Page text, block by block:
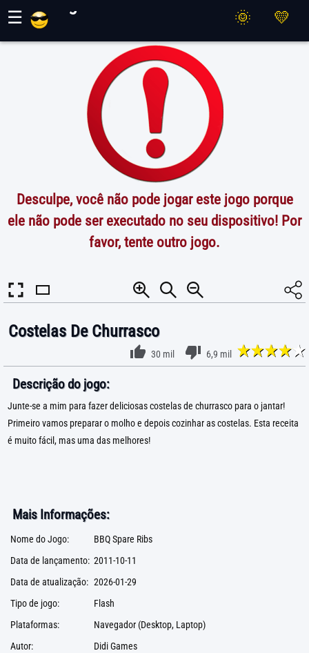
☰
Desculpe, você não pode jogar este jogo porque
ele não pode ser executado no seu dispositivo! Por
favor, tente outro jogo.
Costelas De Churrasco
30 mil 6,9 mil
Descrição do jogo:
Junte-se a mim para fazer deliciosas costelas de churrasco para o jantar!
Primeiro vamos preparar o molho e depois cozinhar as costelas. Esta receita
é muito fácil, mas uma das melhores!
Mais Informações:
Nome do Jogo:
BBQ Spare Ribs
Data de lançamento: 2011-10-11
Data de atualização: 2026-01-29
Tipo de jogo:
Flash
Plataformas:
Navegador (Desktop, Laptop)
Autor:
Didi Games